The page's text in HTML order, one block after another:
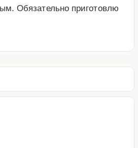
Обязательно приготовлю